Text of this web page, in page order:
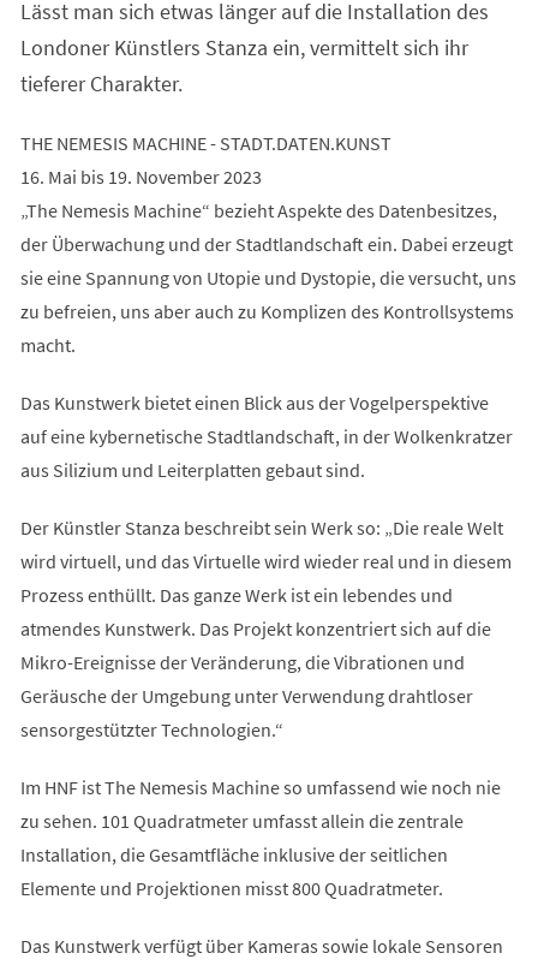
Lässt man sich etwas länger auf die Installation des
Londoner Künstlers Stanza ein, vermittelt sich ihr
tieferer Charakter.
THE NEMESIS MACHINE - STADT.DATEN.KUNST
16. Mai bis 19. November 2023
„The Nemesis Machine“ bezieht Aspekte des Datenbesitzes,
der Überwachung und der Stadtlandschaft ein. Dabei erzeugt
sie eine Spannung von Utopie und Dystopie, die versucht, uns
zu befreien, uns aber auch zu Komplizen des Kontrollsystems
macht.
Das Kunstwerk bietet einen Blick aus der Vogelperspektive
auf eine kybernetische Stadtlandschaft, in der Wolkenkratzer
aus Silizium und Leiterplatten gebaut sind.
Der Künstler Stanza beschreibt sein Werk so: „Die reale Welt
wird virtuell, und das Virtuelle wird wieder real und in diesem
Prozess enthüllt. Das ganze Werk ist ein lebendes und
atmendes Kunstwerk. Das Projekt konzentriert sich auf die
Mikro-Ereignisse der Veränderung, die Vibrationen und
Geräusche der Umgebung unter Verwendung drahtloser
sensorgestützter Technologien.“
Im HNF ist The Nemesis Machine so umfassend wie noch nie
zu sehen. 101 Quadratmeter umfasst allein die zentrale
Installation, die Gesamtfläche inklusive der seitlichen
Elemente und Projektionen misst 800 Quadratmeter.
Das Kunstwerk verfügt über Kameras sowie lokale Sensoren